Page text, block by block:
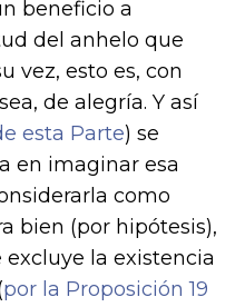
beneficio a
del anhelo que
vez, esto es, con
de alegría. Y así
esta Parte) se
en imaginar esa
como
bien (por hipótesis),
la existencia
por la Proposición 19